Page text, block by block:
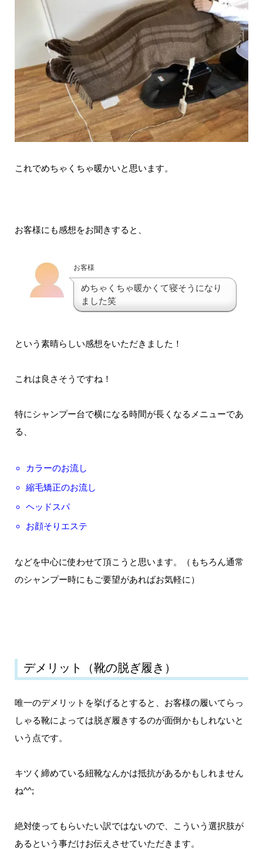
これでめちゃくちゃ暖かいと思います。
お客様にも感想をお聞きすると、
お客様
めちゃくちゃ暖かくて寝そうになり
ました笑
という素晴らしい感想をいただきました！
これは良さそうですね！
特にシャンプー台で横になる時間が長くなるメニューであ
る、
カラーのお流し
縮毛矯正のお流し
ヘッドスパ
お顔そりエステ
などを中心に使わせて頂こうと思います。（もちろん通常
のシャンプー時にもご要望があればお気軽に）
デメリット（靴の脱ぎ履き）
唯一のデメリットを挙げるとすると、お客様の履いてらっ
しゃる靴によっては脱ぎ履きするのが面倒かもしれないと
いう点です。
キツく締めている紐靴なんかは抵抗があるかもしれません
ね^^;
絶対使ってもらいたい訳ではないので、こういう選択肢が
あるという事だけお伝えさせていただきます。